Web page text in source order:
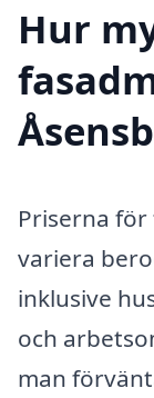
Hur
Priserna
variera
inklusive
och
man